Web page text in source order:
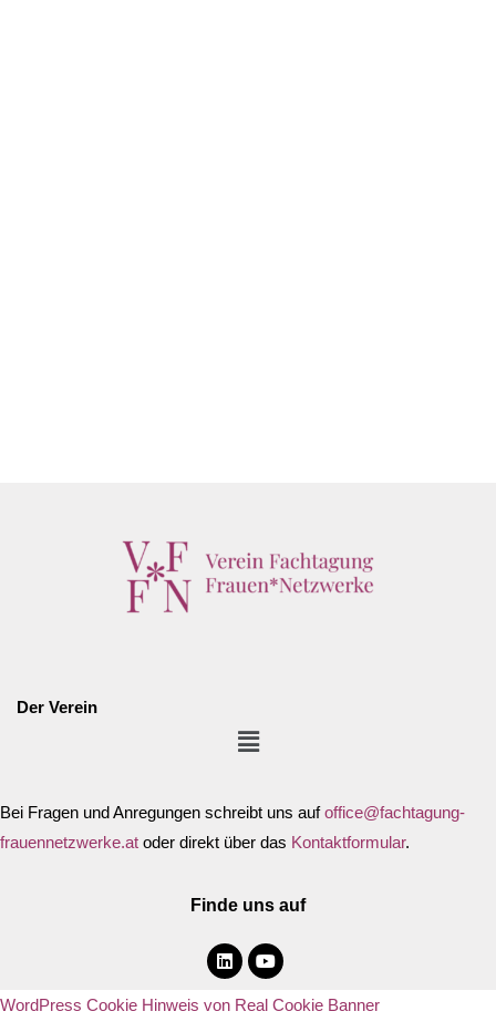
Der Verein
Bei Fragen und Anregungen schreibt uns aufoffice@fachtagung-
frauennetzwerke.at oder direkt über das Kontaktformular.
Finde uns auf
WordPress Cookie Hinweis von Real Cookie Banner